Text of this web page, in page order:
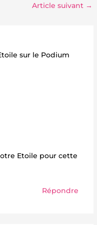
Article suivant →
sur le Podium
Etoile pour cette
Répondre